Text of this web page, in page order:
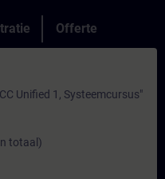
Offerte
Unified 1, Systeemcursus"
totaal)